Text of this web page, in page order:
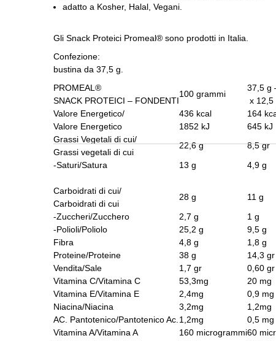
adatto a Kosher, Halal, Vegani.
Gli Snack Proteici Promeal® sono prodotti in Italia.
Confezione:
bustina da 37,5 g.
PROMEAL®
SNACK PROTEICI – FONDENTI
100 grammi
37,5 g
x 12,5
Valore Energetico/
Valore Energetico
436 kcal
1852 kJ
164
645 kJ
Grassi Vegetali di cui/
Grassi vegetali di cui
22,6 g 8,5
-Saturi/Satura
13 g 4,9
Carboidrati di cui/
Carboidrati di cui
28 g 11 g
-Zuccheri/Zucchero
2,7 g 1 g
-Polioli/Poliolo
25,2 g
9,5 g
Fibra
4,8 g
1,8 g
Proteine/Proteine
38 g 14,3
Vendita/Sale
1,7 gr 0,60
Vitamina C/Vitamina C
53,3mg 20 mg
Vitamina E/Vitamina E
2,4mg 0,9
Niacina/Niacina
3,2mg 1,2mg
AC. Pantotenico/Pantotenico Ac. 1,2mg 0,5 mg
Vitamina A/Vitamina A
160 microgrammi60